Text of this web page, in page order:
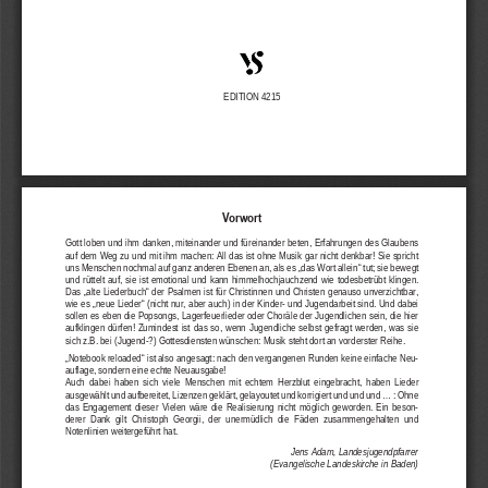
EDITION 4215
9RUZRUW
Gott loben und ihm danken, miteinander und füreinander beten, Erfahrungen des Glaubens
auf dem Weg zu und mit ihm machen: All das ist ohne Musik gar nicht denkbar! Sie spricht
uns Menschen nochmal auf ganz anderen Ebenen an, als es „das Wort allein“ tut; sie bewegt
und  rüttelt  auf,  sie  ist  emotional  und  kann himmelhochjauchzend  wie  todesbetrübt  klingen.
Das „alte Liederbuch“ der Psalmen ist für Christinnen und Christen genauso unverzichtbar,
wie es „neue Lieder“ (nicht nur, aber auch) in der Kinder- und Jugendarbeit sind. Und dabei
sollen es eben die Popsongs, Lagerfeuerlieder oder Choräle der Jugendlichen sein, die hier
aufklingen  dürfen!  Zumindest  ist  das  so,  wenn
  Jugendliche  selbst  gefragt  werden,  was  sie
sich z.B. bei (Jugend-?) Gottesdiensten wünschen: Musik steht dort an vorderster Reihe.
„Notebook reloaded“ ist also angesagt: nach den vergangenen Runden keine einfache Neu-
auflage, sondern eine echte Neuausgabe!
Auch  dabei  haben  sich  viele  Menschen  mit  echtem  Herzblut  eingebracht,  haben  Lieder
ausgewählt und aufbereitet, Lizenzen geklärt, gelayoutet und korrigiert und und und ... : Ohne
das  Engagement  dieser  Vielen  wäre  die  Realisierung  nicht  möglich  geworden.  Ein  beson-
derer  Dank  gilt  Christoph  Georgii,  der  unermüdlich  die  Fäden  zusammengehalten
  und
Notenlinien weitergeführt hat.
Jens Adam, Landesjugendpfarrer
(Evangelische Landeskirche in Baden)